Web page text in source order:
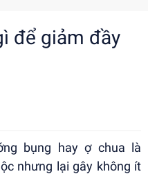
để giảm đầy
bụng hay ợ chua là
nhưng lại gây không ít